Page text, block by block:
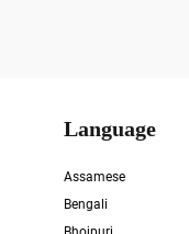
Language
Assamese
Bengali